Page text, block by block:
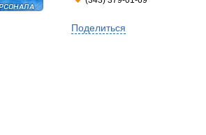
Поделиться